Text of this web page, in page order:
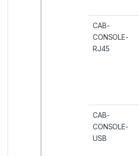
CAB-
CONSOLE-
RJ45
CAB-
CONSOLE-
USB